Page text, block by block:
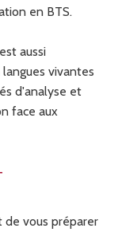
en BTS.
aussi
vivantes
d'analyse et
face aux
de vous préparer